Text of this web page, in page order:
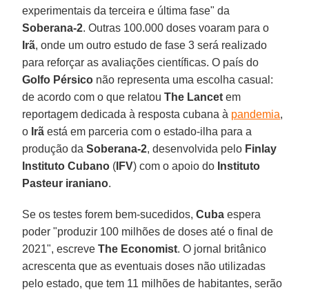
experimentais da terceira e última fase" da
Soberana-2. Outras 100.000 doses voaram para o
Irã, onde um outro estudo de fase 3 será realizado
para reforçar as avaliações científicas. O país do
Golfo Pérsico não representa uma escolha casual:
de acordo com o que relatouThe Lancet em
reportagem dedicada à resposta cubana à pandemia,
o Irã está em parceria com o estado-ilha para a
produção daSoberana-2, desenvolvida pelo Finlay
Instituto Cubano ( IFV) com o apoio do Instituto
Pasteur iraniano.
Se os testes forem bem-sucedidos,Cuba espera
poder "produzir 100 milhões de doses até o final de
2021", escreveThe Economist. O jornal britânico
acrescenta que as eventuais doses não utilizadas
pelo estado, que tem 11 milhões de habitantes, serão